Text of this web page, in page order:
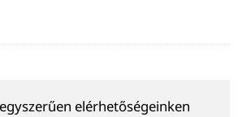
elérhetőségeinken